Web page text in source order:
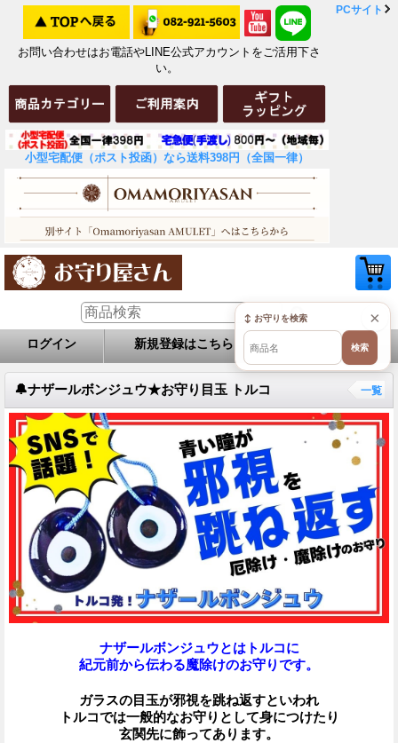
お問い合わせはお電話やLINE公式アカウントをご活用下さ
い。
小型宅配便（ポスト投函）なら送料398円（全国一律）
PCサイト
ログイン 新規登録はこちら お問い合せ
🔔ナザールボンジュウ★お守り目玉 トルコ
ナザールボンジュウとはトルコに
紀元前から伝わる魔除けのお守りです。
ガラスの目玉が邪視を跳ね返すといわれ
トルコでは一般的なお守りとして身につけたり
玄関先に飾ってあります。
一覧
×
↕ お守りを検索
検索